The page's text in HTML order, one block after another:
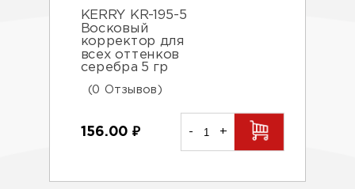
KERRY KR-195-5
Восковый
корректор для
всех оттенков
серебра 5 гр
(0 Отзывов)
156.00 ₽ - +